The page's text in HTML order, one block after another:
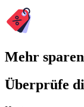
Mehr
Überprüfe